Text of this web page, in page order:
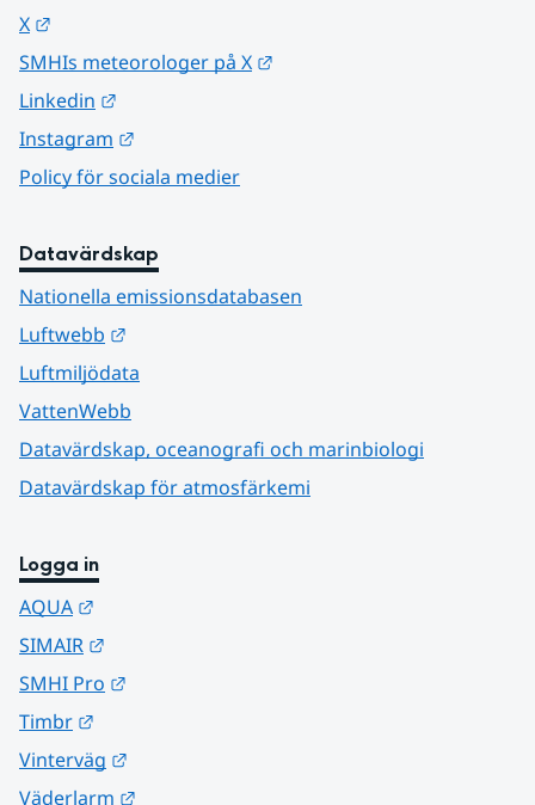
X
SMHIs meteorologer på X
Linkedin
Instagram
Policy för sociala medier
Datavärdskap
Nationella emissionsdatabasen
Luftwebb
Luftmiljödata
VattenWebb
Datavärdskap, oceanografi och marinbiologi
Datavärdskap för atmosfärkemi
Logga in
AQUA
SIMAIR
SMHI Pro
Timbr
Vinterväg
Väderlarm